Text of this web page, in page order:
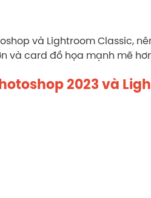
và Lightroom Classic,
và card đồ họa mạnh mẽ
2023 và